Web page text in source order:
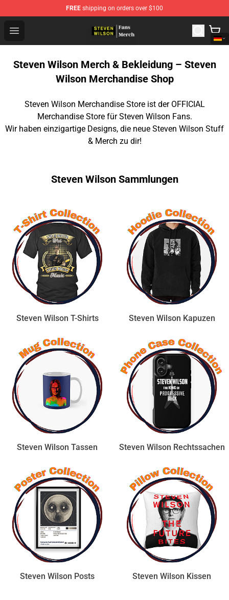
FREE shipping on orders over $100
Open menu
Steven Wilson Store - Official Steven Wilson
Steven Wilson Merch & Bekleidung – Steven
Wilson Merchandise Shop
Steven Wilson Merchandise Store ist der OFFICIAL
Merchandise Store für Steven Wilson Fans.
Wir haben einzigartige Designs, die neue Steven Wilson Stuff
& Merch zu dir!
Steven Wilson Sammlungen
Steven Wilson T-Shirts Steven Wilson Kapuzen
Steven Wilson Tassen Steven Wilson Rechtssachen
Steven Wilson Posts Steven Wilson Kissen